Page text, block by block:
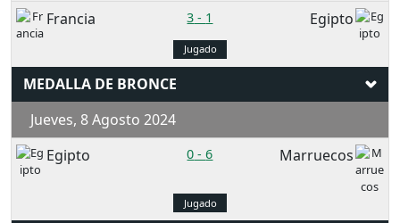
Francia 3 - 1 Egipto
Jugado
MEDALLA DE BRONCE
Jueves, 8 Agosto 2024
Egipto
0 -6 Marruecos
Jugado